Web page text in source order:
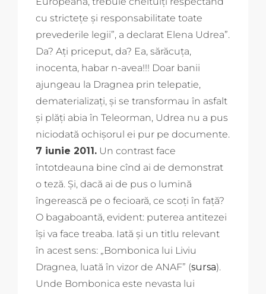
cu stricteţe şi responsabilitate toate
prevederile legii”, a declarat Elena Udrea”.
Da? Ați priceput, da? Ea, sărăcuța,
inocenta, habar n-avea!!! Doar banii
ajungeau la Dragnea prin telepatie,
dematerializați, și se transformau în asfalt
și plăți abia în Teleorman, Udrea nu a pus
niciodată ochișorul ei pur pe documente.
7 iunie 2011. Un contrast face
întotdeauna bine cînd ai de demonstrat
o teză. Și, dacă ai de pus o lumină
îngerească pe o fecioară, ce scoți în față?
O bagaboantă, evident: puterea antitezei
își va face treaba. Iată și un titlu relevant
în acest sens: „Bombonica lui Liviu
Dragnea, luată în vizor de ANAF” (sursa).
Unde Bombonica este nevasta lui